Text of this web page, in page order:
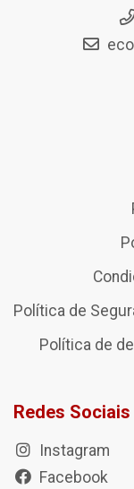
Política de
Política de
Redes Sociais
Instagram
Facebook